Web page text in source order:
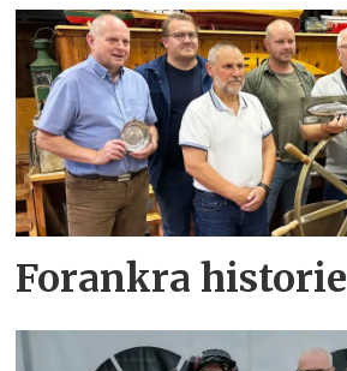
Forankra historie